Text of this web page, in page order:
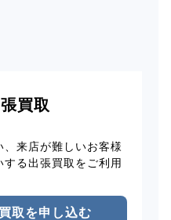
買取
来店が難しいお客様
る出張買取をご利用
取を申し込む